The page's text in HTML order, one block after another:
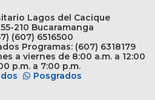
Lagos del Cacique
210 Bucaramanga
(607) 6516500
Programas: (607) 6318179
a viernes de 8:00 a.m. a 12:00
p.m. a 7:00 p.m.
Posgrados